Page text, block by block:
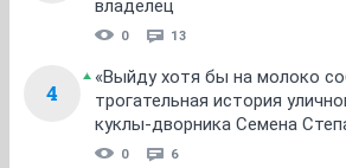
владелец
0 13
4
«Выйду хотя бы на молоко
трогательная история
куклы-дворника Семена
0 6